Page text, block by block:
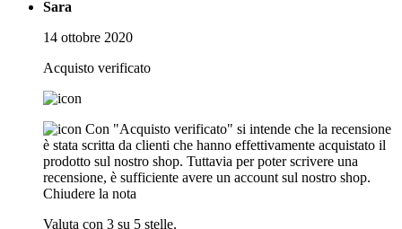
Sara
14 ottobre 2020
Acquisto verificato
Con "Acquisto verificato" si intende che la recensione
è stata scritta da clienti che hanno effettivamente acquistato il
prodotto sul nostro shop. Tuttavia per poter scrivere una
recensione, è sufficiente avere un account sul nostro shop.
Chiudere la nota
Valuta con 3 su 5 stelle.